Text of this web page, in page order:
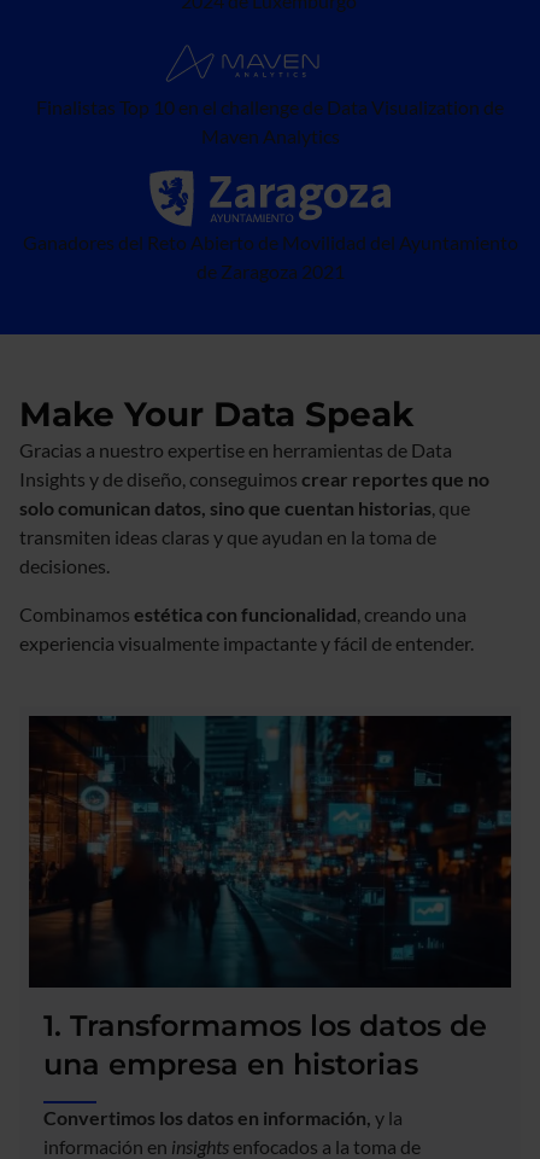
Finalistas Top 10 en el challenge de Data Visualization de
Maven Analytics
Ganadores del Reto Abierto de Movilidad del Ayuntamiento
de Zaragoza 2021
Make Your Data Speak
Gracias a nuestro expertise en herramientas de Data
Insights y de diseño, conseguimos crear reportes que no
solo comunican datos, sino que cuentan historias, que
transmiten ideas claras y que ayudan en la toma de
decisiones.
Combinamos estética con funcionalidad, creando una
experiencia visualmente impactante y fácil de entender.
1. Transformamos los datos de
una empresa en historias
Convertimos los datos en información, y la
información en insights enfocados a la toma de